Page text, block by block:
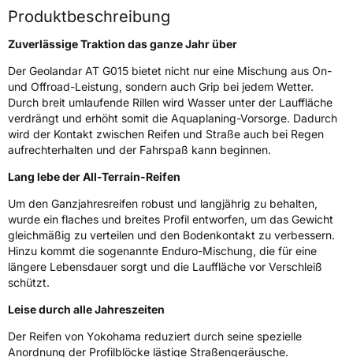
Verstärkt XL
OffroadJa
EU Label
Effizienz E
Rollgeräusch (Klasse)B
Rollgeräusch (dB)70
Fahrzeugklasse
Allgemeine Produktsicherheit (GPSR)
Produktbeschreibung
Zuverlässige Traktion das ganze Jahr über
Der Geolandar AT G015 bietet nicht nur eine Mischung aus On-
und Offroad-Leistung, sondern auch Grip bei jedem Wetter.
Durch breit umlaufende Rillen wird Wasser unter der Lauffläche
verdrängt und erhöht somit die Aquaplaning-Vorsorge. Dadurch
wird der Kontakt zwischen Reifen und Straße auch bei Regen
aufrechterhalten und der Fahrspaß kann beginnen.
Lang lebe der All-Terrain-Reifen
Um den Ganzjahresreifen robust und langjährig zu behalten,
wurde ein flaches und breites Profil entworfen, um das Gewicht
gleichmäßig zu verteilen und den Bodenkontakt zu verbessern.
Hinzu kommt die sogenannte Enduro-Mischung, die für eine
längere Lebensdauer sorgt und die Lauffläche vor Verschleiß
schützt.
Leise durch alle Jahreszeiten
Der Reifen von Yokohama reduziert durch seine spezielle
Anordnung der Profilblöcke lästige Straßengeräusche.